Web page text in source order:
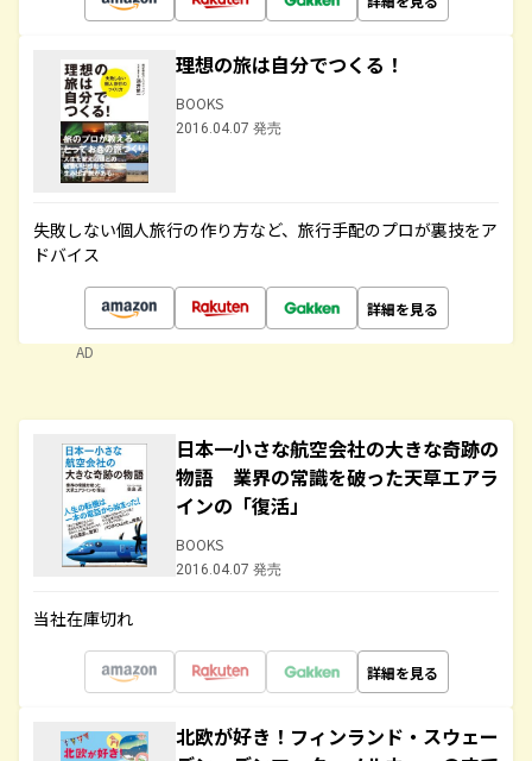
理想の旅は自分でつくる！
BOOKS
2016.04.07 発売
失敗しない個人旅行の作り方など、旅行手配のプロが裏技をア
ドバイス
詳細を見る
AD
日本一小さな航空会社の大きな奇跡の
物語 業界の常識を破った天草エアラ
インの「復活」
BOOKS
2016.04.07 発売
当社在庫切れ
詳細を見る
北欧が好き！フィンランド・スウェー